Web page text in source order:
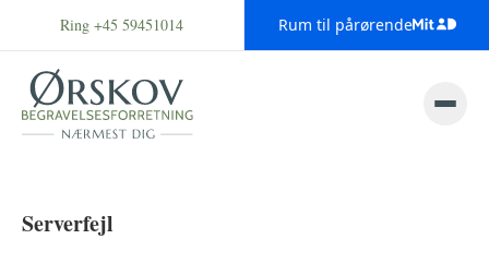
Ring +45 59451014 Rum til pårørende
Serverfejl